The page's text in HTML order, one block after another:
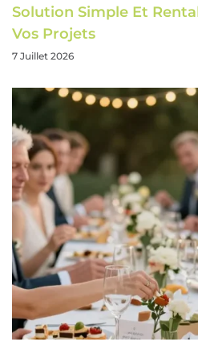
Solution Simple Et
Vos Projets
7 Juillet 2026